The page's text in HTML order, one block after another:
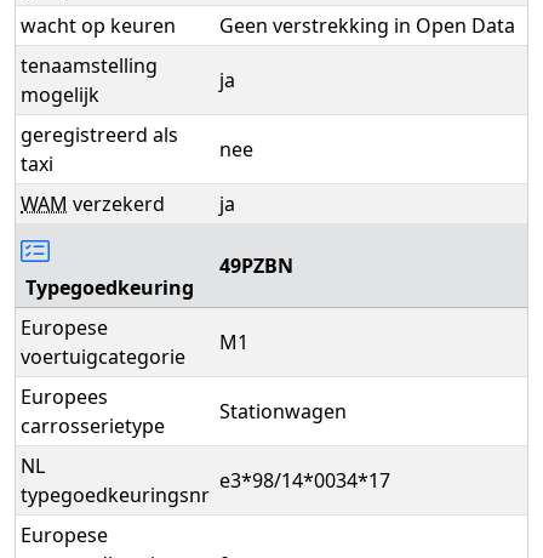
wacht op keuren
Geen verstrekking in Open Data
tenaamstelling
mogelijk
ja
geregistreerd als
taxi
nee
WAM verzekerd ja
Typegoedkeuring
49PZBN
Europese
voertuigcategorie
M1
Europees
carrosserietype
Stationwagen
NL
typegoedkeuringsnr
e3*98/14*0034*17
Europese